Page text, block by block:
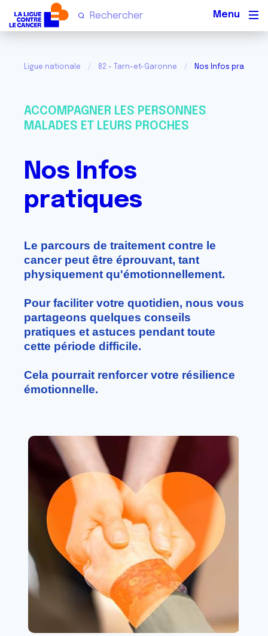
Ligue nationale 82 - Tarn-et-Garonne Nos Infos pratiques
ACCOMPAGNER LES PERSONNES
MALADES ET LEURS PROCHES
Nos Infos
pratiques
Le parcours de traitement contre le
cancer peut être éprouvant, tant
physiquement qu'émotionnellement.
Pour faciliter votre quotidien, nous vous
partageons quelques conseils
pratiques et astuces pendant toute
cette période difficile.
Cela pourrait renforcer votre résilience
émotionnelle.